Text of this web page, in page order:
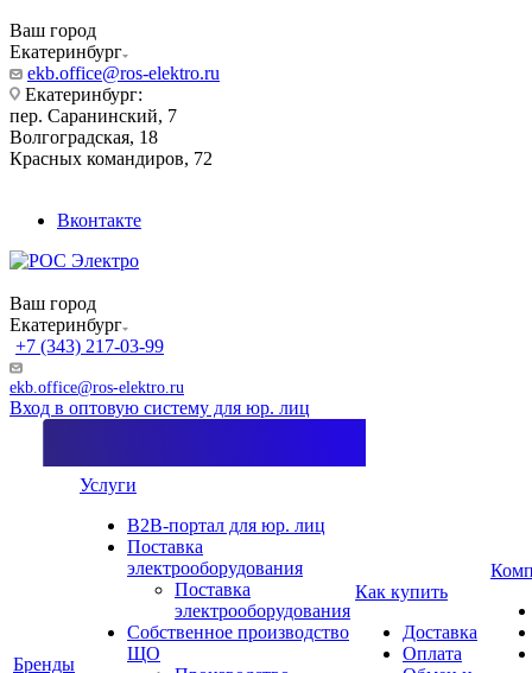
Ваш город
Екатеринбург
ekb.office@ros-elektro.ru
Екатеринбург:
пер. Саранинский, 7
Волгоградская, 18
Красных командиров, 72
Вконтакте
Ваш город
Екатеринбург
+7 (343) 217-03-99
ekb.office@ros-elektro.ru
Вход в оптовую систему для юр. лиц
Бренды
Услуги
B2B-портал для юр. лиц
Поставка
электрооборудования
Поставка
электрооборудования
Собственное производство
ЩО
Как купить
Доставка
Оплата